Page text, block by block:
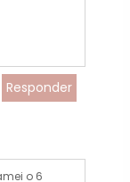
Responder
o 6